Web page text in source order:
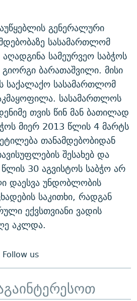
ᲥᲐᲠᲗᲕᲔᲚᲘ ᲛᲔᲑᲠᲫᲝᲚᲔᲑᲘ - 2022
ᲬᲔᲚᲘ
COVID-19
ᲘᲡᲢᲝᲠᲘᲐ
- ᲐᲛᲝᲣᲗᲥᲛᲔᲚᲘ ᲐᲛᲑᲐᲕᲘ
საიტი
გენერალური
სასამართლომ
სამეურვეო საბჭოს
ბარათაშვილი. მისი
საქალაქო სასამართლომ
სასამართლოს
თვის წინ მან ბათილად
მიერ 2013 წლის 4 მარტს
თანამდებობიდან
შესახებ და
30 აგვისტოს საბჭო არ
დაესვა უნდობლობის
საკითხი, რადგან
ექვსთვიანი ვადის
აკლდა.
Follow us